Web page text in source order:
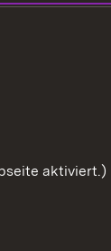
aktiviert.)